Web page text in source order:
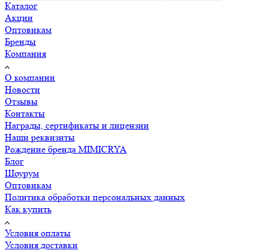
Каталог
Акции
Оптовикам
Бренды
Компания
О компании
Новости
Отзывы
Контакты
Награды, сертификаты и лицензии
Наши реквизиты
Рождение бренда MIMICRYA
Блог
Шоурум
Оптовикам
Политика обработки персональных данных
Как купить
Условия оплаты
Условия доставки